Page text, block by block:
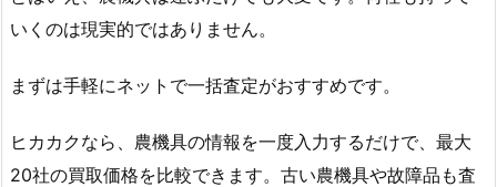
いくのは現実的ではありません。
まずは手軽にネットで一括査定がおすすめです。
ヒカカクなら、農機具の情報を一度入力するだけで、最大
20社の買取価格を比較できます。古い農機具や故障品も査